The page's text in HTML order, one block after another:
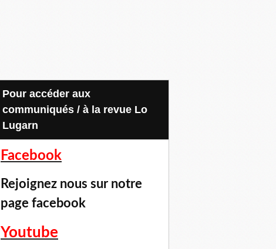
Pour accéder aux
communiqués / à la revue Lo
Lugarn
Facebook
Rejoignez nous sur notre
page facebook
Youtube